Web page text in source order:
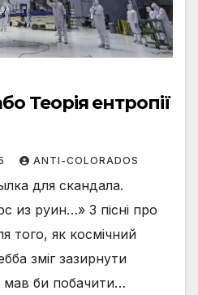
Теорія ентропії
ANTI-COLORADOS
для скандала.
из руин…» З пісні про
того, як космічний
зміг зазирнути
мав би побачити…